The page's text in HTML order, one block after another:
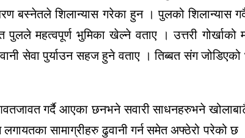
बस्नेतले शिलान्यास गरेका हुन । पुलको शिलान्यास
महत्वपूर्ण भुमिका खेल्ने वताए । उत्तरी
ढुवानी सेवा पुर्याउन सहज हुने वताए । तिब्बत संग
गर्दै आएका छनभने सवारी साधनहरुभने
लगायतका सामाग्रीहरु ढुवानी गर्न समेत अफ्ठेरो